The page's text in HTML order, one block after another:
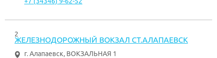
2
ЖЕЛЕЗНОДОРОЖНЫЙ ВОКЗАЛ СТ.АЛАПАЕВСК
г. Алапаевск, ВОКЗАЛЬНАЯ 1